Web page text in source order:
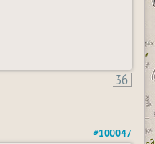
36
#100047